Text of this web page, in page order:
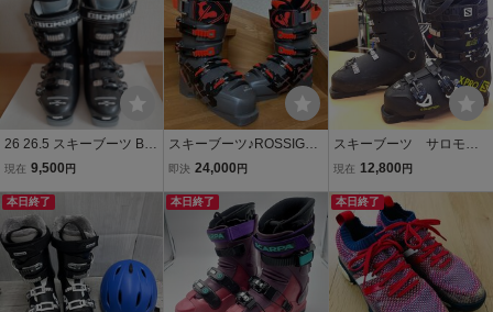
26 26.5 スキーブーツ BIG
HORN ビッグホーン
現在 9,500 円
スキーブーツ♪ROSSIGN
OL HERO WORLD CUP Z
92
即決 24,000 円
スキーブーツ サロモ
ン XPRO 90 25cm～
現在 12,800 円
本日終了 本日終了 本日終了